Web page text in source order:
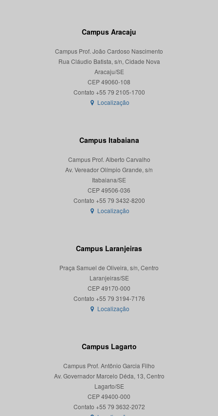
Campus Aracaju
Campus Prof. João Cardoso Nascimento
Rua Cláudio Batista, s/n, Cidade Nova
Aracaju/SE
CEP 49060-108
Localização
Campus Itabaiana
Campus Prof. Alberto Carvalho
Av. Vereador Olímpio Grande, s/n
Itabaiana/SE
CEP 49506-036
Localização
Campus Laranjeiras
Praça Samuel de Oliveira, s/n, Centro
Laranjeiras/SE
CEP 49170-000
Localização
Campus Lagarto
Campus Prof. Antônio Garcia Filho
Av. Governador Marcelo Déda, 13, Centro
Lagarto/SE
CEP 49400-000